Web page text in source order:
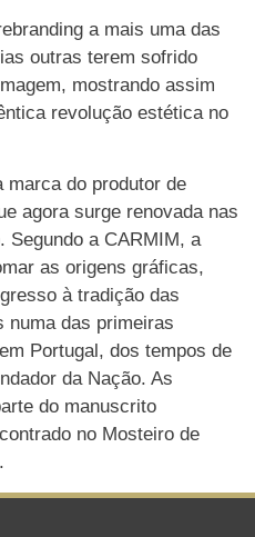
a mais uma das
outras terem sofrido
mostrando assim
revolução estética no
marca do produtor de
agora surge renovada nas
Segundo a CARMIM, a
as origens gráficas,
à tradição das
numa das primeiras
Portugal, dos tempos de
da Nação. As
do manuscrito
no Mosteiro de